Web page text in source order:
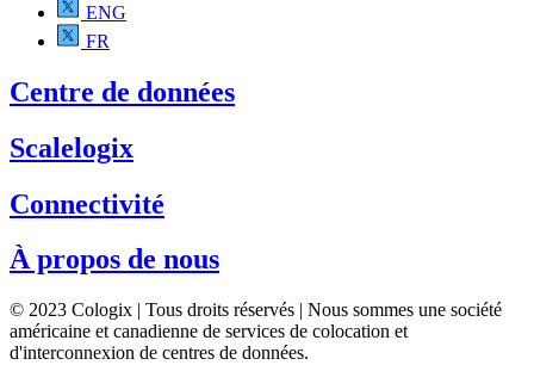
ENG
FR
Centre de données
Scalelogix
Connectivité
À propos de nous
© 2023 Cologix | Tous droits réservés | Nous sommes une société
américaine et canadienne de services de colocation et
d'interconnexion de centres de données.